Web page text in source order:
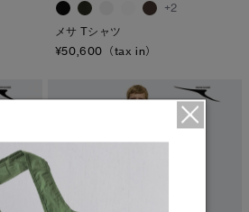
+2
メサ Tシャツ
¥50,600（tax in）